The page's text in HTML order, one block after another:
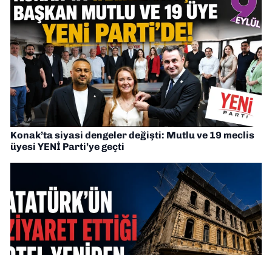
Konak’ta siyasi dengeler değişti: Mutlu ve 19 meclis
üyesi YENİ Parti’ye geçti